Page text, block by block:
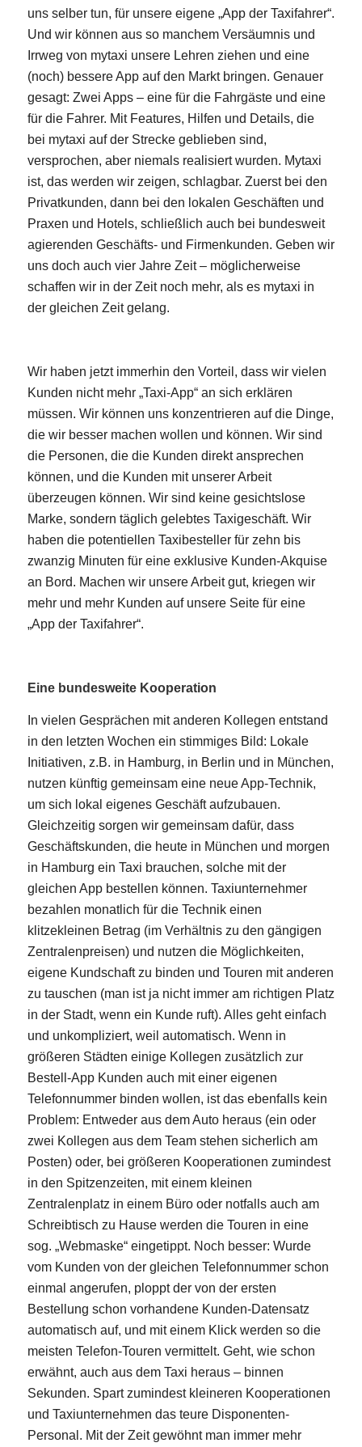
uns selber tun, für unsere eigene „App der Taxifahrer“.
Und wir können aus so manchem Versäumnis und
Irrweg von mytaxi unsere Lehren ziehen und eine
(noch) bessere App auf den Markt bringen. Genauer
gesagt: Zwei Apps – eine für die Fahrgäste und eine
für die Fahrer. Mit Features, Hilfen und Details, die
bei mytaxi auf der Strecke geblieben sind,
versprochen, aber niemals realisiert wurden. Mytaxi
ist, das werden wir zeigen, schlagbar. Zuerst bei den
Privatkunden, dann bei den lokalen Geschäften und
Praxen und Hotels, schließlich auch bei bundesweit
agierenden Geschäfts- und Firmenkunden. Geben wir
uns doch auch vier Jahre Zeit – möglicherweise
schaffen wir in der Zeit noch mehr, als es mytaxi in
der gleichen Zeit gelang.
Wir haben jetzt immerhin den Vorteil, dass wir vielen
Kunden nicht mehr „Taxi-App“ an sich erklären
müssen. Wir können uns konzentrieren auf die Dinge,
die wir besser machen wollen und können. Wir sind
die Personen, die die Kunden direkt ansprechen
können, und die Kunden mit unserer Arbeit
überzeugen können. Wir sind keine gesichtslose
Marke, sondern täglich gelebtes Taxigeschäft. Wir
haben die potentiellen Taxibesteller für zehn bis
zwanzig Minuten für eine exklusive Kunden-Akquise
an Bord. Machen wir unsere Arbeit gut, kriegen wir
mehr und mehr Kunden auf unsere Seite für eine
„App der Taxifahrer“.
Eine bundesweite Kooperation
In vielen Gesprächen mit anderen Kollegen entstand
in den letzten Wochen ein stimmiges Bild: Lokale
Initiativen, z.B. in Hamburg, in Berlin und in München,
nutzen künftig gemeinsam eine neue App-Technik,
um sich lokal eigenes Geschäft aufzubauen.
Gleichzeitig sorgen wir gemeinsam dafür, dass
Geschäftskunden, die heute in München und morgen
in Hamburg ein Taxi brauchen, solche mit der
gleichen App bestellen können. Taxiunternehmer
bezahlen monatlich für die Technik einen
klitzekleinen Betrag (im Verhältnis zu den gängigen
Zentralenpreisen) und nutzen die Möglichkeiten,
eigene Kundschaft zu binden und Touren mit anderen
zu tauschen (man ist ja nicht immer am richtigen Platz
in der Stadt, wenn ein Kunde ruft). Alles geht einfach
und unkompliziert, weil automatisch. Wenn in
größeren Städten einige Kollegen zusätzlich zur
Bestell-App Kunden auch mit einer eigenen
Telefonnummer binden wollen, ist das ebenfalls kein
Problem: Entweder aus dem Auto heraus (ein oder
zwei Kollegen aus dem Team stehen sicherlich am
Posten) oder, bei größeren Kooperationen zumindest
in den Spitzenzeiten, mit einem kleinen
Zentralenplatz in einem Büro oder notfalls auch am
Schreibtisch zu Hause werden die Touren in eine
sog. „Webmaske“ eingetippt. Noch besser: Wurde
vom Kunden von der gleichen Telefonnummer schon
einmal angerufen, ploppt der von der ersten
Bestellung schon vorhandene Kunden-Datensatz
automatisch auf, und mit einem Klick werden so die
meisten Telefon-Touren vermittelt. Geht, wie schon
erwähnt, auch aus dem Taxi heraus – binnen
Sekunden. Spart zumindest kleineren Kooperationen
und Taxiunternehmen das teure Disponenten-
Personal. Mit der Zeit gewöhnt man immer mehr